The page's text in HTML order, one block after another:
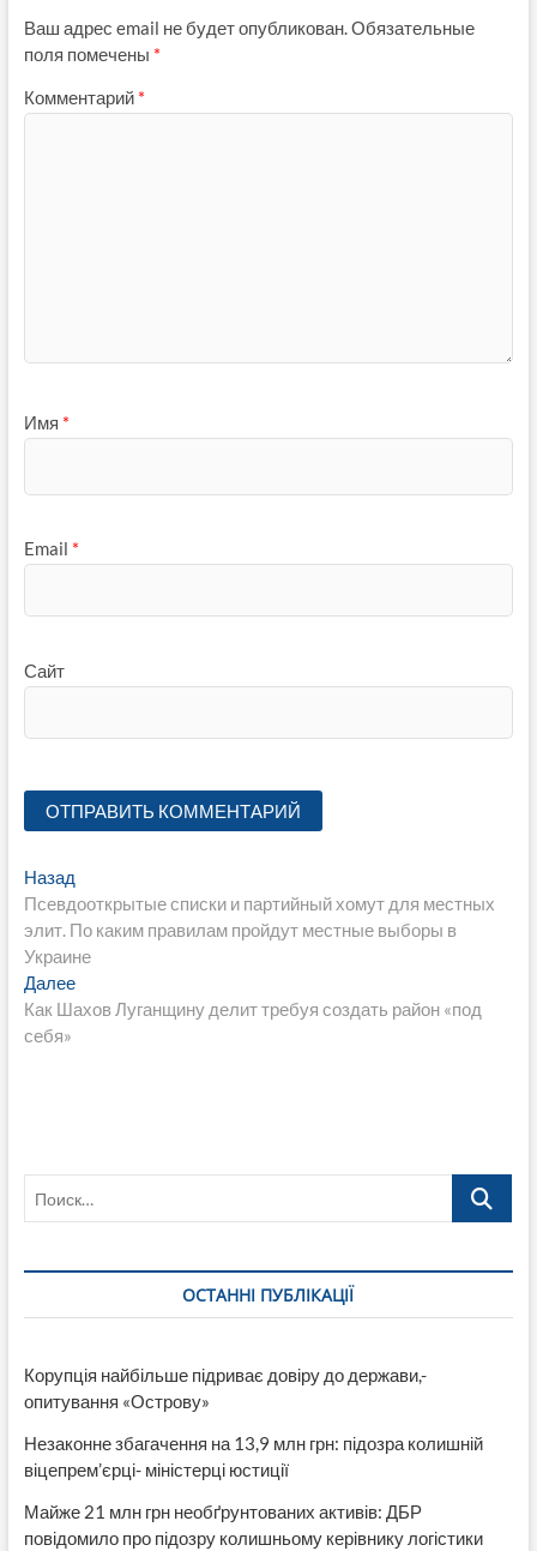
Ваш адрес email не будет опубликован.Обязательные
поля помечены *
Комментарий *
Имя *
Email *
Сайт
Навигация
по
записям
НазадПредыдущая
запись:
Псевдооткрытые списки и партийный хомут для местных
элит. По каким правилам пройдут местные выборы в
Украине
ДалееСледующая
запись:
Как Шахов Луганщину делит требуя создать район «под
себя»
Поиск…
ОСТАННІ ПУБЛІКАЦІЇ
Корупція найбільше підриває довіру до держави,-
опитування «Острову»
Незаконне збагачення на 13,9 млн грн: підозра колишній
віцепрем’єрці- міністерці юстиції
Майже 21 млн грн необґрунтованих активів: ДБР
повідомило про підозру колишньому керівнику логістики